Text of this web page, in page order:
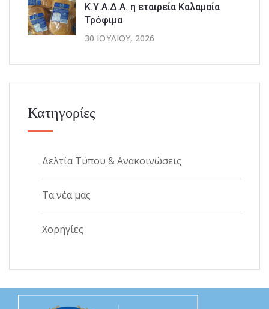
Κ.Υ.Α.Δ.Α. η εταιρεία Καλαμαία
Τρόφιμα
30 ΙΟΥΛΊΟΥ, 2026
Κατηγορίες
Δελτία Τύπου & Ανακοινώσεις
Τα νέα μας
Χορηγίες